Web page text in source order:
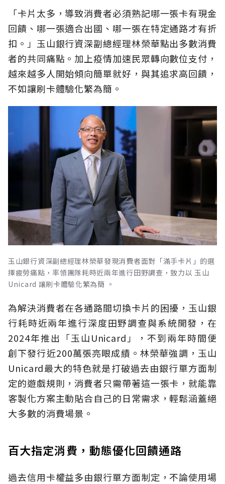
「卡片太多，導致消費者必須熟記哪一張卡有現金
回饋、哪一張適合出國、哪一張在特定通路才有折
扣。」玉山銀行資深副總經理林榮華點出多數消費
者的共同痛點。加上疫情加速民眾轉向數位支付，
越來越多人開始傾向簡單就好，與其追求高回饋，
不如讓刷卡體驗化繁為簡。
玉山銀行資深副總經理林榮華發現消費者面對「滿手卡片」的選
擇疲勞痛點，率領團隊耗時近兩年進行田野調查，致力以 玉山
Unicard 讓刷卡體驗化繁為簡 。
為解決消費者在各通路間切換卡片的困擾，玉山銀
行耗時近兩年進行深度田野調查與系統開發，在
2024年推出「玉山Unicard」，不到兩年時間便
創下發行近200萬張亮眼成績。林榮華強調，玉山
Unicard最大的特色就是打破過去由銀行單方面制
定的遊戲規則，消費者只需帶著這一張卡，就能靠
客製化方案主動貼合自己的日常需求，輕鬆涵蓋絕
大多數的消費場景。
百大指定消費，動態優化回饋通路
過去信用卡權益多由銀行單方面制定，不論使用場